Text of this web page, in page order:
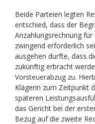
Beide Parteien legten
entschied, dass der
Anzahlungsrechnung
zwingend erforderlich
ausgehen durfte, dass
zukünftig erbracht
Vorsteuerabzug zu.
Klägerin zum Zeitpunkt
späteren
das Gericht bei der
Bezug auf die zweite